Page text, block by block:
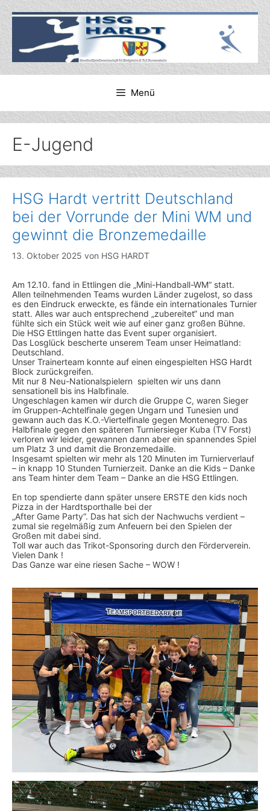
Inhalt
Menü
E-Jugend
HSG Hardt vertritt Deutschland
bei der Vorrunde der Mini WM und
gewinnt die Bronzemedaille
13. Oktober 2025 von HSG HARDT
Am 12.10. fand in Ettlingen die „Mini-Handball-WM“ statt.
Allen teilnehmenden Teams wurden Länder zugelost, so dass
es den Eindruck erweckte, es fände ein internationales Turnier
statt. Alles war auch entsprechend „zubereitet“ und man
fühlte sich ein Stück weit wie auf einer ganz großen Bühne.
Die HSG Ettlingen hatte das Event super organisiert.
Das Losglück bescherte unserem Team unser Heimatland:
Deutschland.
Unser Trainerteam konnte auf einen eingespielten HSG Hardt
Block zurückgreifen.
Mit nur 8 Neu-Nationalspielern spielten wir uns dann
sensationell bis ins Halbfinale.
Ungeschlagen kamen wir durch die Gruppe C, waren Sieger
im Gruppen-Achtelfinale gegen Ungarn und Tunesien und
gewann auch das K.O.-Viertelfinale gegen Montenegro. Das
Halbfinale gegen den späteren Turniersieger Kuba (TV Forst)
verloren wir leider, gewannen dann aber ein spannendes Spiel
um Platz 3 und damit die Bronzemedaille.
Insgesamt spielten wir mehr als 120 Minuten im Turnierverlauf
– in knapp 10 Stunden Turnierzeit. Danke an die Kids – Danke
ans Team hinter dem Team – Danke an die HSG Ettlingen.
En top spendierte dann später unsere ERSTE den kids noch
Pizza in der Hardtsporthalle bei der
„After Game Party“. Das hat sich der Nachwuchs verdient –
zumal sie regelmäßig zum Anfeuern bei den Spielen der
Großen mit dabei sind.
Toll war auch das Trikot-Sponsoring durch den Förderverein.
Vielen Dank !
Das Ganze war eine riesen Sache – WOW !